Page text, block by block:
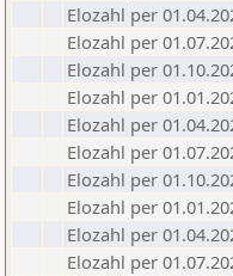
Elozahl per
Elozahl per
Elozahl per
Elozahl per
Elozahl per
Elozahl per
Elozahl per
Elozahl per
Elozahl per
Elozahl per